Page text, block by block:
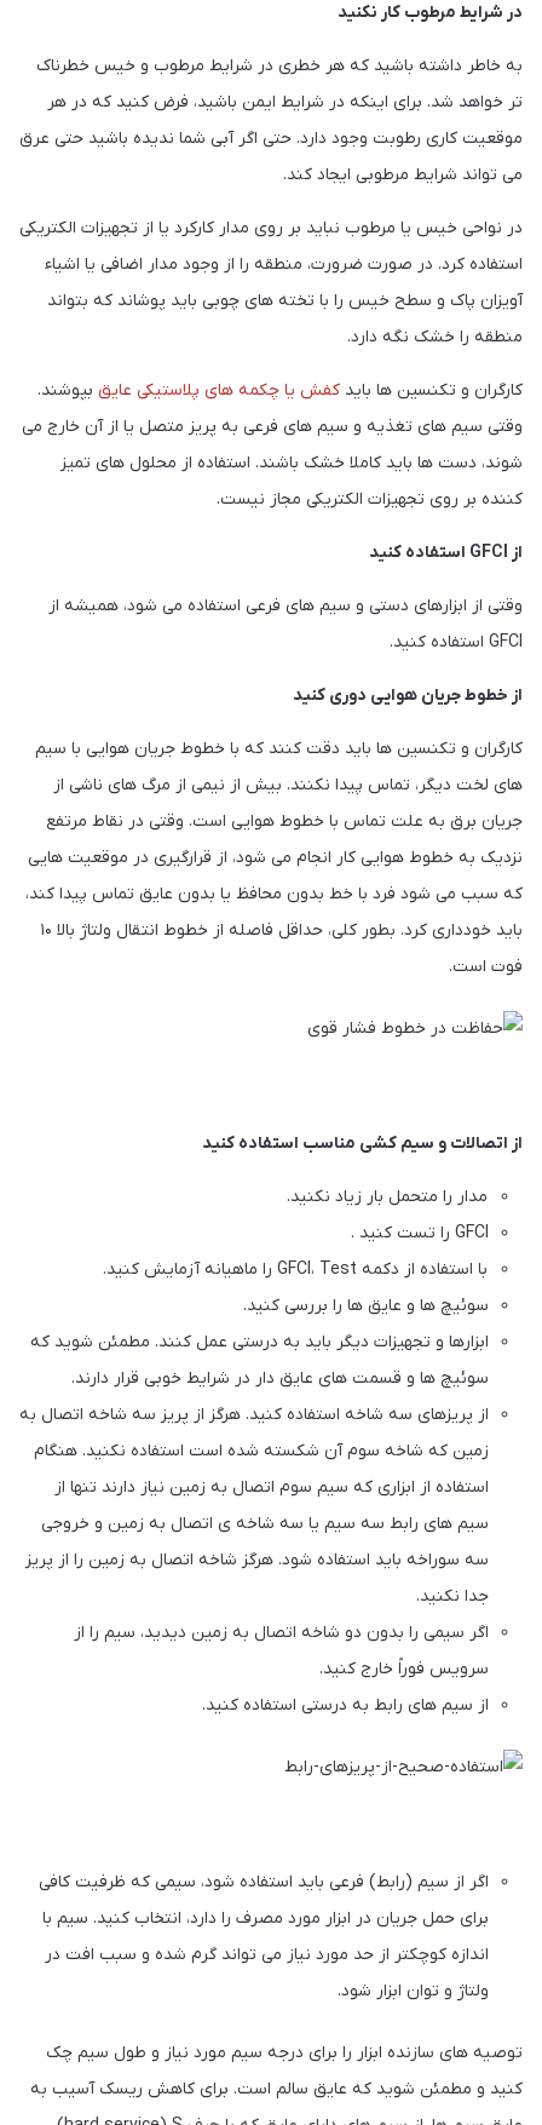
در شرایط مرطوب کار نکنید
به خاطر داشته باشید که هر خطری در شرایط مرطوب و خیس خطرناک
تر خواهد شد. برای اینکه در شرایط ایمن باشید، فرض کنید که در هر
موقعیت کاری رطوبت وجود دارد. حتی اگر آبی شما ندیده باشید حتی عرق
می تواند شرایط مرطوبی ایجاد کند.
در نواحی خیس یا مرطوب نباید بر روی مدار کارکرد یا از تجهیزات الکتریکی
استفاده کرد. در صورت ضرورت، منطقه را از وجود مدار اضافی یا اشیاء
آویزان پاک و سطح خیس را با تخته های چوبی باید پوشاند که بتواند
منطقه را خشک نگه دارد.
کارگران و تکنسین ها باید کفش یا چکمه های پلاستیکی عایق بپوشند.
وقتی سیم های تغذیه و سیم های فرعی به پریز متصل یا از آن خارج می
شوند، دست ها باید کاملا خشک باشند. استفاده از محلول های تمیز
کننده بر روی تجهیزات الکتریکی مجاز نیست.
از GFCI استفاده کنید
وقتی از ابزارهای دستی و سیم های فرعی استفاده می شود، همیشه از
GFCI استفاده کنید.
از خطوط جریان هوایی دوری کنید
کارگران و تکنسین ها باید دقت کنند که با خطوط جریان هوایی با سیم
های لخت دیگر، تماس پیدا نکنند. بیش از نیمی از مرگ های ناشی از
جریان برق به علت تماس با خطوط هوایی است. وقتی در نقاط مرتفع
نزدیک به خطوط هوایی کار انجام می شود، از قرارگیری در موقعیت هایی
که سبب می شود فرد با خط بدون محافظ یا بدون عایق تماس پیدا کند،
باید خودداری کرد. بطور کلی، حداقل فاصله از خطوط انتقال ولتاژ بالا ۱۰
فوت است.
از اتصالات و سیم کشی مناسب استفاده کنید
مدار را متحمل بار زیاد نکنید.
GFCI را تست کنید .
با استفاده از دکمه GFCI، Test را ماهیانه آزمایش کنید.
سوئیچ ها و عایق ها را بررسی کنید.
ابزارها و تجهیزات دیگر باید به درستی عمل کنند. مطمئن شوید که
سوئیچ ها و قسمت های عایق دار در شرایط خوبی قرار دارند.
از پریزهای سه شاخه استفاده کنید. هرگز از پریز سه شاخه اتصال به
زمین که شاخه سوم آن شکسته شده است استفاده نکنید. هنگام
استفاده از ابزاری که سیم سوم اتصال به زمین نیاز دارند تنها از
سیم های رابط سه سیم یا سه شاخه ی اتصال به زمین و خروجی
سه سوراخه باید استفاده شود. هرگز شاخه اتصال به زمین را از پریز
جدا نکنید.
اگر سیمی را بدون دو شاخه اتصال به زمین دیدید، سیم را از
سرویس فوراً خارج کنید.
از سیم های رابط به درستی استفاده کنید.
اگر از سیم (رابط) فرعی باید استفاده شود، سیمی که ظرفیت کافی
برای حمل جریان در ابزار مورد مصرف را دارد، انتخاب کنید. سیم با
اندازه کوچکتر از حد مورد نیاز می تواند گرم شده و سبب افت در
ولتاژ و توان ابزار شود.
توصیه های سازنده ابزار را برای درجه سیم مورد نیاز و طول سیم چک
کنید و مطمئن شوید که عایق سالم است. برای کاهش ریسک آسیب به